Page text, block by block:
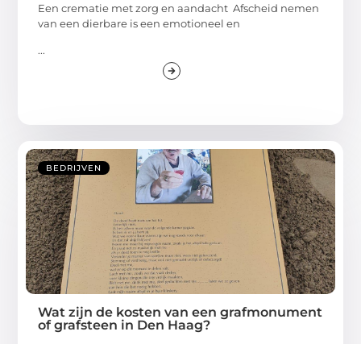
Een crematie met zorg en aandacht Afscheid nemen
van een dierbare is een emotioneel en
...
BEDRIJVEN
Wat zijn de kosten van een grafmonument
of grafsteen in Den Haag?